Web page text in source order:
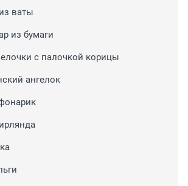
ваты
из бумаги
с палочкой корицы
ангелок